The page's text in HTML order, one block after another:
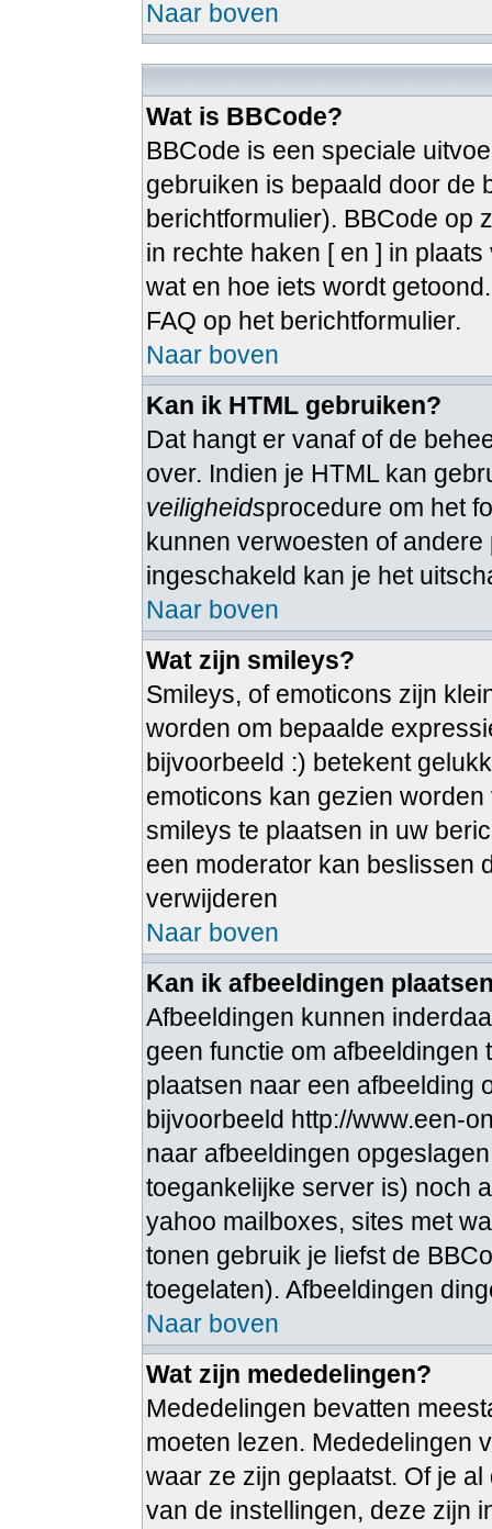
Naar boven
Wat is BBCode?
BBCode is een speciale
gebruiken is bepaald door de
berichtformulier). BBCode op
in rechte haken [ en ] in
wat en hoe iets wordt
FAQ op het berichtformulier.
Naar boven
Kan ik HTML gebruiken?
Dat hangt er vanaf of de
over. Indien je HTML kan
veiligheidsprocedure om het
kunnen verwoesten of
ingeschakeld kan je het
Naar boven
Wat zijn smileys?
Smileys, of emoticons zijn
worden om bepaalde
bijvoorbeeld :) betekent
emoticons kan gezien
smileys te plaatsen in uw
een moderator kan beslissen
verwijderen
Naar boven
Kan ik afbeeldingen
Afbeeldingen kunnen
geen functie om afbeeldingen
plaatsen naar een afbeelding
bijvoorbeeld http://www.een-
naar afbeeldingen
toegankelijke server is) noch
yahoo mailboxes, sites met
tonen gebruik je liefst de
toegelaten). Afbeeldingen
Naar boven
Wat zijn mededelingen?
Mededelingen bevatten
moeten lezen. Mededelingen
waar ze zijn geplaatst. Of je
van de instellingen, deze zijn